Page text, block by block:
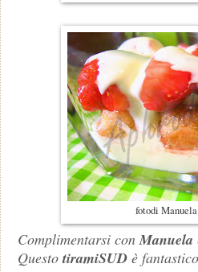
fotodi
Complimentarsi conManuela
QuestotiramiSUD è